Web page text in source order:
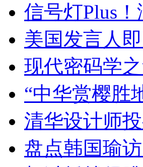
信号灯Plus
美国发言人
现代密码学
“中华赏樱胜
清华设计师
盘点韩国瑜